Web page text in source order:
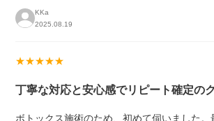
KKa
2025.08.19
★★★★★
丁寧な対応と安心感でリピート確定の
ボトックス施術のため、初めて伺いました